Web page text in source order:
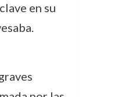
en su